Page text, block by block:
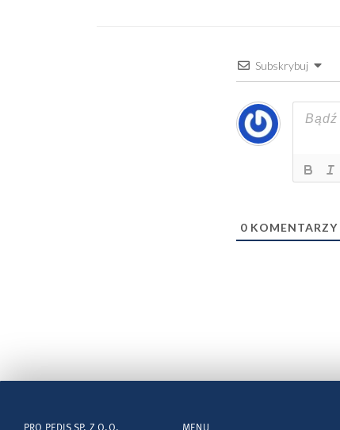
Subskrybuj
0 KOMENTARZY
PRO PEDIS SP. Z O.O. MENU